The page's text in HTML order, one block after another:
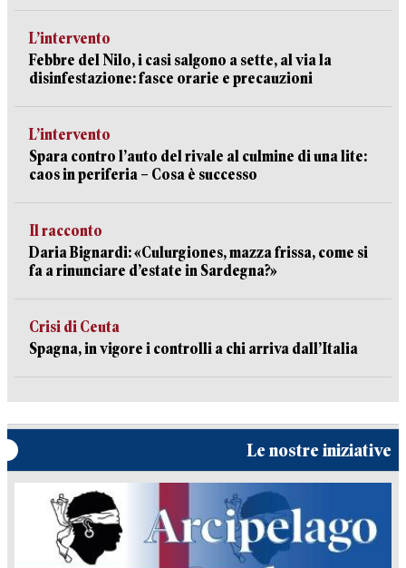
L’intervento
Febbre del Nilo, i casi salgono a sette, al via la
disinfestazione: fasce orarie e precauzioni
L’intervento
Spara contro l’auto del rivale al culmine di una lite:
caos in periferia – Cosa è successo
Il racconto
Daria Bignardi: «Culurgiones, mazza frissa, come si
fa a rinunciare d’estate in Sardegna?»
Crisi di Ceuta
Spagna, in vigore i controlli a chi arriva dall’Italia
Le nostre iniziative